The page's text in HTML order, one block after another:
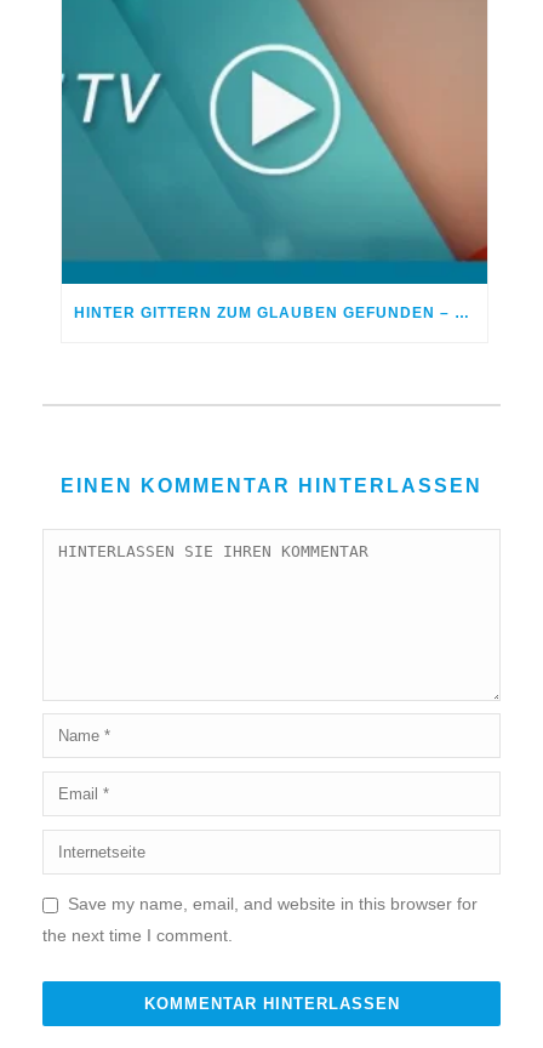
HINTER GITTERN ZUM GLAUBEN GEFUNDEN – GOTT BEGEGNETE MIR IM KNAST
EINEN KOMMENTAR HINTERLASSEN
Save my name, email, and website in this browser for
the next time I comment.